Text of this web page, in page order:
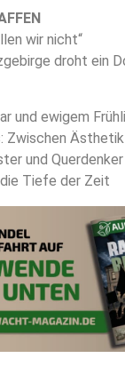
wir nicht“
droht ein
und ewigem
Zwischen
und Querdenker
Tiefe der Zeit